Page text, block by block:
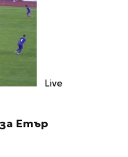
Live
Етър